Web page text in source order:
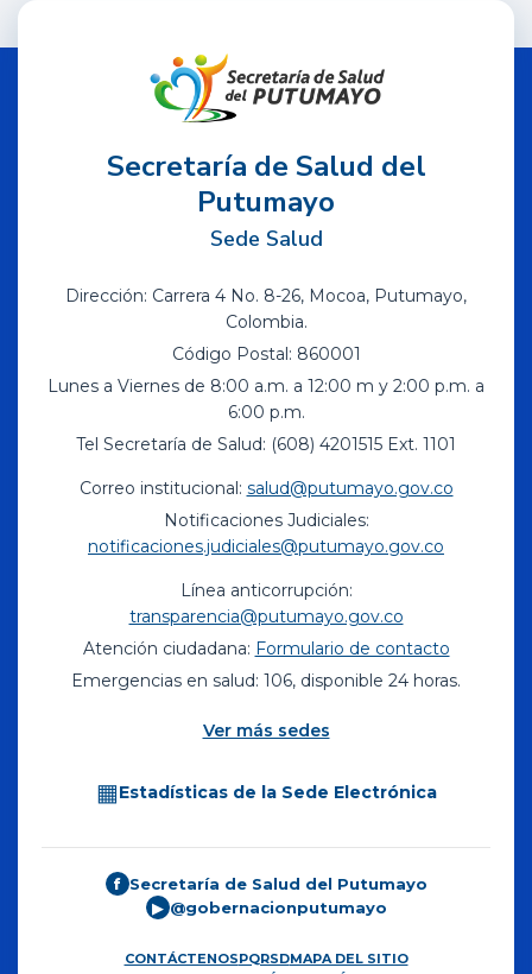
Secretaría de Salud del
Putumayo
Sede Salud
Dirección: Carrera 4 No. 8-26, Mocoa, Putumayo,
Colombia.
Código Postal: 860001
Lunes a Viernes de 8:00 a.m. a 12:00 m y 2:00 p.m. a
6:00 p.m.
Tel Secretaría de Salud: (608) 4201515 Ext. 1101
Correo institucional: salud@putumayo.gov.co
Notificaciones Judiciales:
notificaciones.judiciales@putumayo.gov.co
Línea anticorrupción:
transparencia@putumayo.gov.co
Atención ciudadana: Formulario de contacto
Emergencias en salud: 106, disponible 24 horas.
Ver más sedes
▦Estadísticas de la Sede Electrónica
f Secretaría de Salud del Putumayo
▶ @gobernacionputumayo
CONTÁCTENOSPQRSDMAPA DEL SITIO